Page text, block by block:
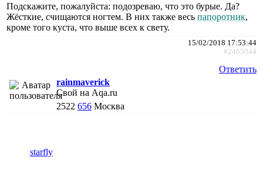
Подскажите, пожалуйста: подозреваю, что это бурые. Да?
Жёсткие, счищаются ногтем. В них также весь папоротник,
кроме того куста, что выше всех к свету.
15/02/2018 17:53:44
#2465044
Ответить
rainmaverick
Свой на Aqa.ru
2522 656 Москва
starfly